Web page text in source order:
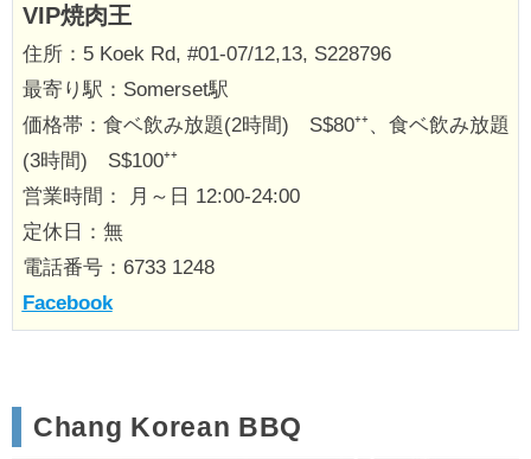
VIP焼肉王
住所：5 Koek Rd, #01-07/12,13, S228796
最寄り駅：Somerset駅
価格帯：食ベ飲み放題(2時間) S$80⁺⁺、食ベ飲み放題
(3時間) S$100⁺⁺
営業時間： 月～日 12:00-24:00
定休日：無
電話番号：6733 1248
Facebook
Chang Korean BBQ